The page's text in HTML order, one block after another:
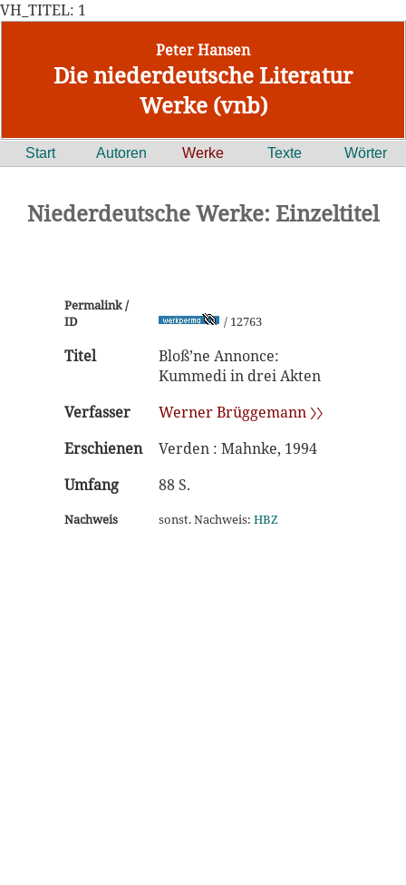
VH_TITEL: 1
Peter Hansen
Die niederdeutsche Literatur
Werke (vnb)
Start Autoren Werke Texte Wörter
Niederdeutsche Werke: Einzeltitel
Permalink /
ID
/ 12763
Titel
Bloß’ne Annonce:
Kummedi in drei Akten
Verfasser
Werner Brüggemann 〉〉
Erschienen
Verden : Mahnke, 1994
Umfang
88 S.
Nachweis sonst. Nachweis: HBZ